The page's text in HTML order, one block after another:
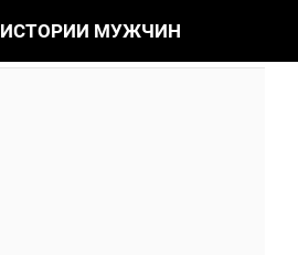
ИСТОРИИ МУЖЧИН